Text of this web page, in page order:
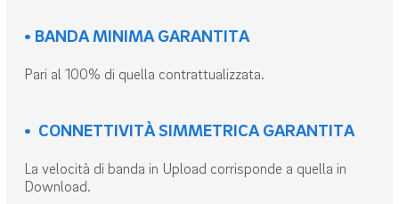
• BANDA MINIMA GARANTITA
Pari al 100% di quella contrattualizzata.
• CONNETTIVITÀ SIMMETRICA GARANTITA
La velocità di banda in Upload corrisponde a quella in
Download.